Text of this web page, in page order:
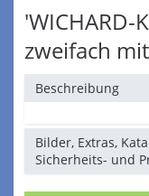
'WICHARD-
zweifach
Beschreibung
Bilder, Extras,
Sicherheits- und